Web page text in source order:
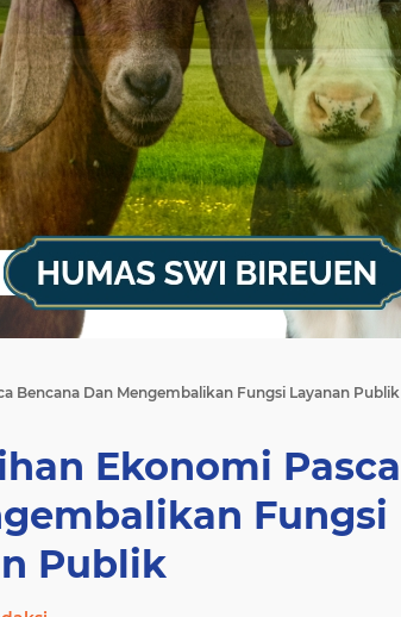
Bencana Dan Mengembalikan Fungsi Layanan Publik
Ekonomi Pasca
Fungsi
Publik